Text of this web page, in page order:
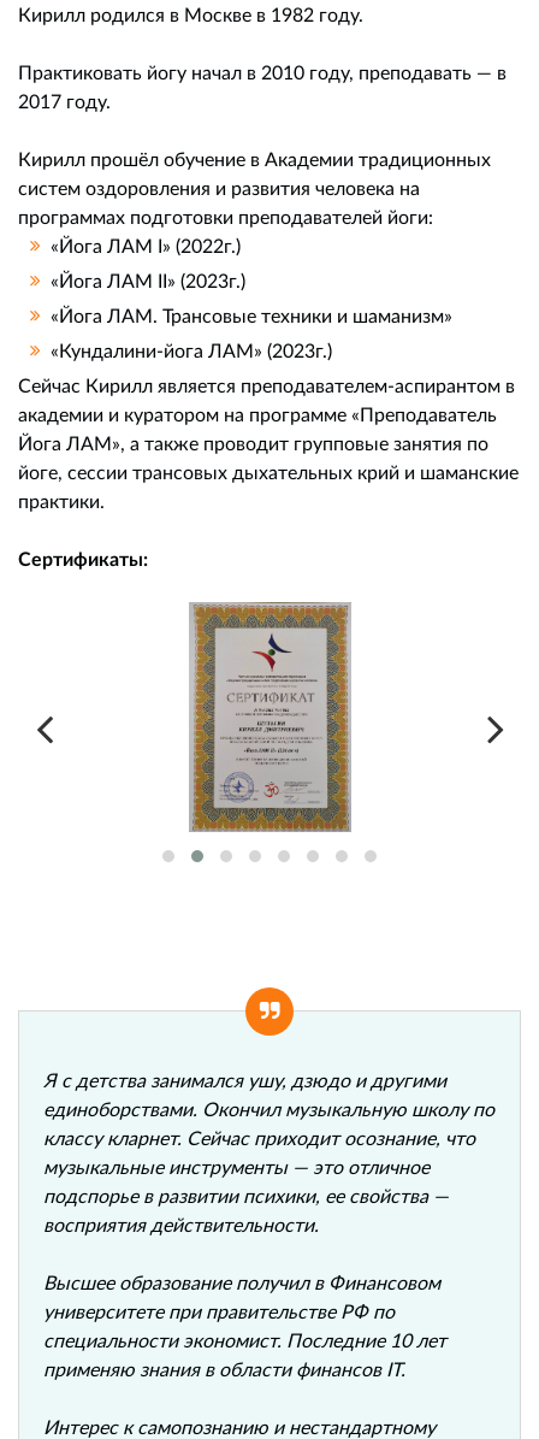
Кирилл родился в Москве в 1982 году.
Практиковать йогу начал в 2010 году, преподавать — в
2017 году.
Кирилл прошёл обучение в Академии традиционных
систем оздоровления и развития человека на
программах подготовки преподавателей йоги:
«Йога ЛАМ I» (2022г.)
«Йога ЛАМ II» (2023г.)
«Йога ЛАМ. Трансовые техники и шаманизм»
«Кундалини-йога ЛАМ» (2023г.)
Сейчас Кирилл является преподавателем-аспирантом в
академии и куратором на программе «Преподаватель
Йога ЛАМ», а также проводит групповые занятия по
йоге, сессии трансовых дыхательных крий и шаманские
практики.
Сертификаты:
Я с детства занимался ушу, дзюдо и другими
единоборствами. Окончил музыкальную школу по
классу кларнет. Сейчас приходит осознание, что
музыкальные инструменты — это отличное
подспорье в развитии психики, ее свойства —
восприятия действительности.
Высшее образование получил в Финансовом
университете при правительстве РФ по
специальности экономист. Последние 10 лет
применяю знания в области финансов IТ.
Интерес к самопознанию и нестандартному